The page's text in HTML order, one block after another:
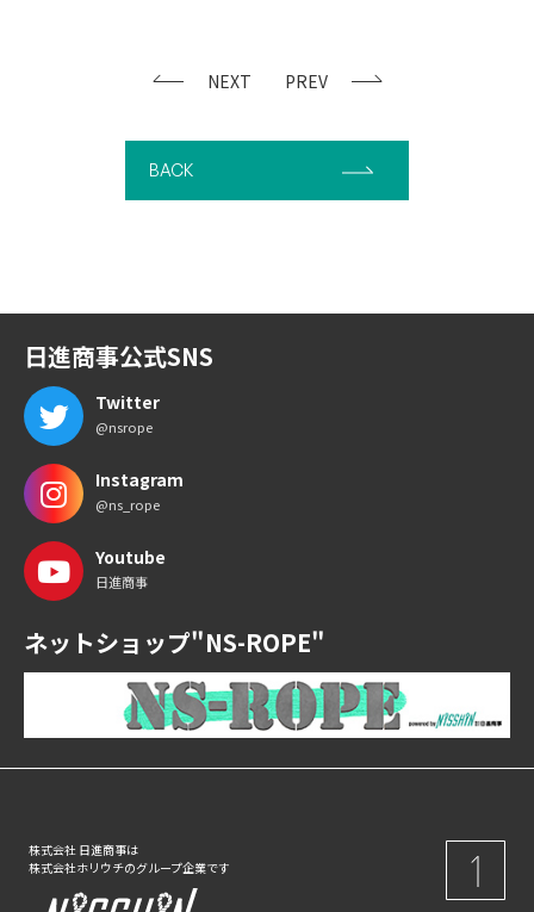
NEXT PREV
BACK
日進商事公式SNS
Twitter
@nsrope
Instagram
@ns_rope
Youtube
日進商事
ネットショップ"NS-ROPE"
株式会社 日進商事は
株式会社ホリウチのグループ企業です